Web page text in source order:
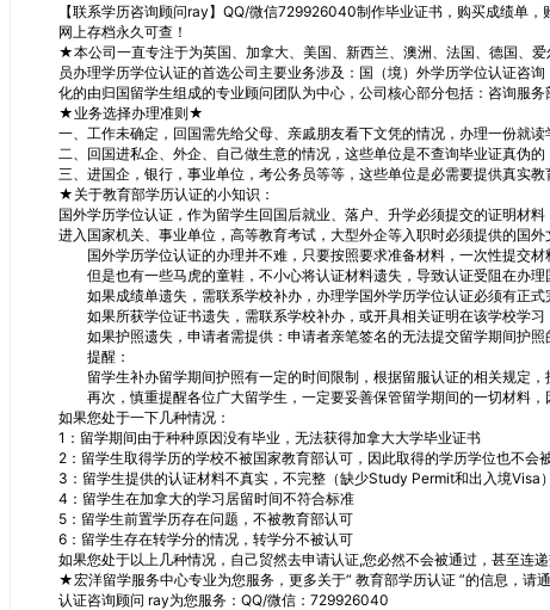
【联系学历咨询顾问ray】QQ/微信729926040制作毕业证书，购买成绩单
网上存档永久可查！
★本公司一直专注于为英国、加拿大、美国、新西兰、澳洲、法国、德国、
员办理学历学位认证的首选公司主要业务涉及：国（境）外学历学位认证咨
化的由归国留学生组成的专业顾问团队为中心，公司核心部分包括：咨询服
★业务选择办理准则★
一、工作未确定，回国需先给父母、亲戚朋友看下文凭的情况，办理一份就
二、回国进私企、外企、自己做生意的情况，这些单位是不查询毕业证真伪
三、进国企，银行，事业单位，考公务员等等，这些单位是必需要提供真实
★关于教育部学历认证的小知识：
国外学历学位认证，作为留学生回国后就业、落户、升学必须提交的证明材
进入国家机关、事业单位，高等教育考试，大型外企等入职时必须提供的国
国外学历学位认证的办理并不难，只要按照要求准备材料，一次性提交材
但是也有一些马虎的童鞋，不小心将认证材料遗失，导致认证受阻在办理
如果成绩单遗失，需联系学校补办，办理学国外学历学位认证必须有正式
如果所获学位证书遗失，需联系学校补办，或开具相关证明在该学校学习
如果护照遗失，申请者需提供：申请者亲笔签名的无法提交留学期间护照
提醒：
留学生补办留学期间护照有一定的时间限制，根据留服认证的相关规定，
再次，慎重提醒各位广大留学生，一定要妥善保管留学期间的一切材料，
如果您处于一下几种情况：
1：留学期间由于种种原因没有毕业，无法获得加拿大大学毕业证书
2：留学生取得学历的学校不被国家教育部认可，因此取得的学历学位也不会
3：留学生提供的认证材料不真实，不完整（缺少Study Permit和出入境Visa）
4：留学生在加拿大的学习居留时间不符合标准
5：留学生前置学历存在问题，不被教育部认可
6：留学生存在转学分的情况，转学分不被认可
如果您处于以上几种情况，自己贸然去申请认证,您必然不会被通过，甚至连
★宏洋留学服务中心专业为您服务，更多关于“ 教育部学历认证 ”的信息，请
认证咨询顾问 ray为您服务：QQ/微信：729926040